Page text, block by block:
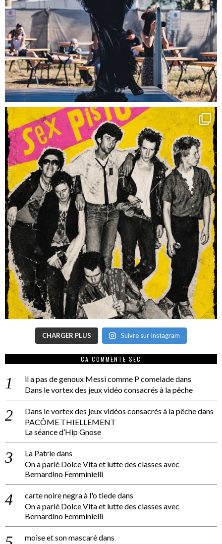
CHARGER PLUS Suivre sur Instagram
CA COMMENTE SEC
il a pas de genoux Messi comme P comeladedans
Dans le vortex des jeux vidéo consacrés à la pêche
Dans le vortex des jeux vidéos consacrés à la pêchedans
PACÔME THIELLEMENT
La séance d’Hip Gnose
La Patriedans
On a parlé Dolce Vita et lutte des classes avec
Bernardino Femminielli
carte noire negra à l'o tiededans
On a parlé Dolce Vita et lutte des classes avec
Bernardino Femminielli
moise et son mascarédans